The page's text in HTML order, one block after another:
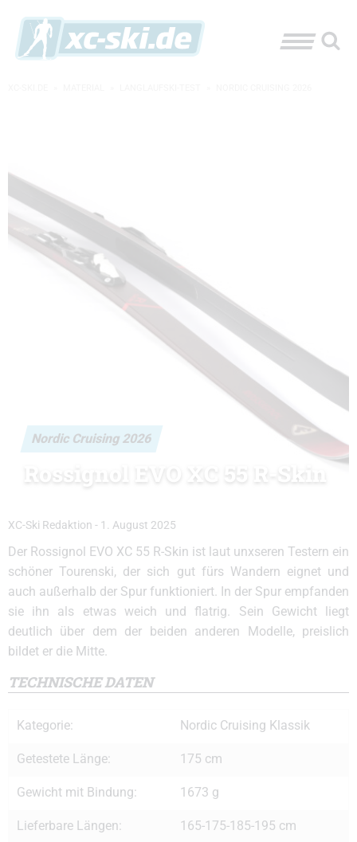
Nordic Cruising 2026
Rossignol EVO XC 55 R-Skin
XC-Ski Redaktion - 1. August 2025
Der Rossignol EVO XC 55 R-Skin ist laut unxseren Testern ein
schöner Tourenski, der sich gut fürs Wandern eignet und
auch außerhalb der Spur funktioniert. In der Spur empfanden
sie ihn als etwas weich und flatrig. Sein Gewicht liegt
deutlich über dem der beiden anderen Modelle, preislich
bildet er die Mitte.
TECHNISCHE DATEN
Kategorie: Nordic Cruising Klassik
Getestete Länge: 175 cm
Gewicht mit Bindung: 1673 g
Lieferbare Längen: 165-175-185-195 cm